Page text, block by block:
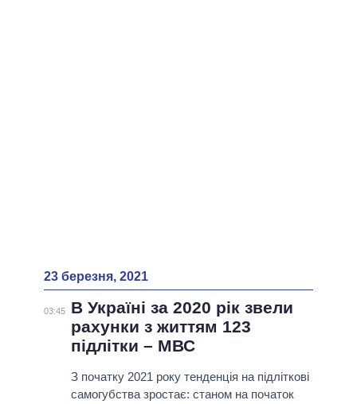
23 березня, 2021
03:45
В Україні за 2020 рік звели
рахунки з життям 123
підлітки – МВС
З початку 2021 року тенденція на підліткові
самогубства зростає: станом на початок